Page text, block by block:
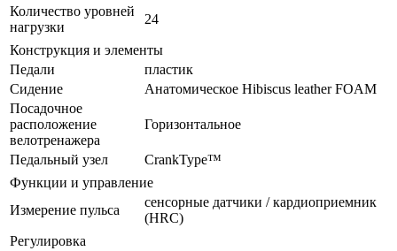
Количество уровней
нагрузки
24
Конструкция и элементы
Педали
пластик
Сидение
Анатомическое Hibiscus leather FOAM
Посадочное
расположение
велотренажера
Горизонтальное
Педальный узел
CrankType™
Функции и управление
Измерение пульса
сенсорные датчики / кардиоприемник
(HRC)
Регулировка